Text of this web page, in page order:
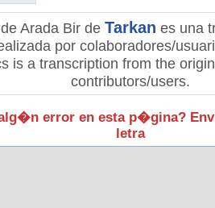
Arada Bir de Tarkan es una
por colaboradores/
is a transcription from the
contributors/users.
error en esta p�gina?
letra